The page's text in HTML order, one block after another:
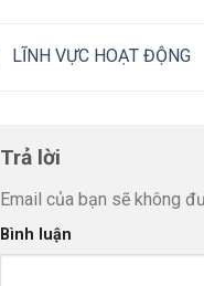
LĨNH VỰC HOẠT ĐỘNG
Trả lời
Email của bạn sẽ không
Bình luận